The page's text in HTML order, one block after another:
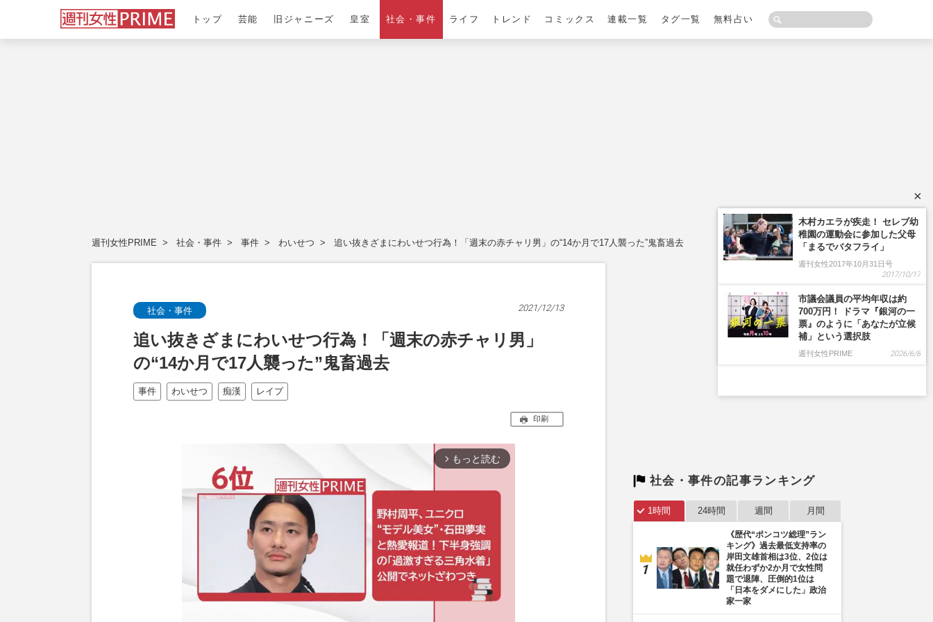
トップ 芸能 旧ジャニーズ 皇室 社会・事件 ライフ トレンド コミックス 連載一覧 タグ一覧 無料占い
週刊女性PRIME 社会・事件 事件 わいせつ 追い抜きざまにわいせつ行為！「週末の赤チャリ男」の“14か月で17人襲った”鬼畜過去
社会・事件 2021/12/13
追い抜きざまにわいせつ行為！「週末の赤チャリ男」
の“14か月で17人襲った”鬼畜過去
事件 わいせつ 痴漢 レイプ
印刷
arrow_forward_ios もっと読む
社会・事件の記事ランキング
1時間 24時間 週間 月間
《歴代“ポンコツ総理”ラン
キング》過去最低支持率の
岸田文雄首相は3位、2位は
就任わずか2か月で女性問
題で退陣、圧倒的1位は
「日本をダメにした」政治
家一家
×